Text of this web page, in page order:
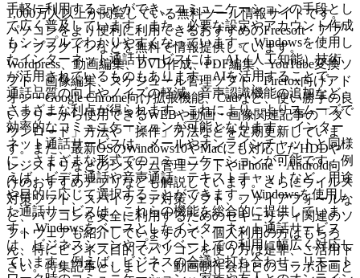
手軽に利用することができ、コミュニケーションの手段とし
て広く普及しています。また、必要な設定やアカウント作成
もシンプルでわかりやすくなっています。 Windowsを使用し
たインターネット通話サービスには、AI（人工知能）技術
が活用されているものもあります。AIを活用することで、
通話品質の向上やノイズの軽減、音声認識機能の追加など、
さまざまな利点が得られます。これにより、よりスムーズで
効率的なコミュニケーションが可能となります。 インター
ネット通話サービスは、メールやオンラインチャットと同様
に、さまざまな形式でのコミュニケーションが可能です。例
えば、ビデオ通話や音声通話、テキストチャットなど、用途
や目的に応じて選択することができます。Windowsを使用し
た通話サービスは、これらの機能を総合的に提供していま
す。 Windowsをベースとしたインターネット通話サービス
は、ビジネスシーンやプライベートでの利用に幅広く対応し
ています。例えば、ビジネスの会議や打ち合わせ、リモート
1,000万人以上が閲覧している無料ツール情報サイトです。
パソコンをより便利に利用できるおすすめのFreesoft・アプ
リ・プラグインなどを無料で情報提供しています。
Wordpress、動画編集、DVD作成、PDF編集、YouTube変換ソ
フト、画像編集、スケジュール管理ソフト、Firefox向けアド
オン・Google Chrome向け拡張機能、Cadなど、使い勝手の良
いフリーから使用できるWEBや動画・画像関連記事の「ダ
ウンロード」方法や「操作」方法などを定期更新していま
す。また、最新OSのWindows10やMacにも対応したHDDや
レジストリなどのシステム管理ソフトやiPhone・Android向
けのおすすめアプリなども解説しています。さらにウイルス
対策ソフト、スパイウェア対策ソフト、ファイアフォールな
ど、パソコンを安全に利用するためのセキュリティ関連のソ
フトウェアも紹介していますので、個人利用の方はもちろ
ん、特にビジネス目的でパソコンを使う方は是非、ご活用下
さい。特集記事としまして、動画制作会社とのコラボ企画と